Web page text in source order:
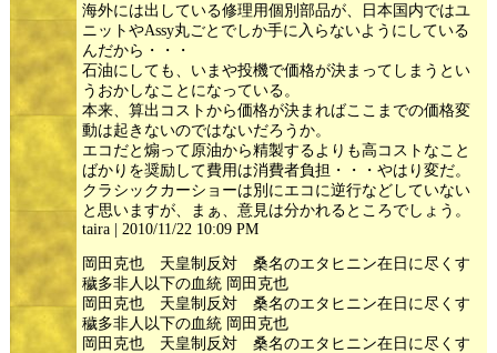
海外には出している修理用個別部品が、日本国内ではユ
ニットやAssy丸ごとでしか手に入らないようにしている
んだから・・・
石油にしても、いまや投機で価格が決まってしまうとい
うおかしなことになっている。
本来、算出コストから価格が決まればここまでの価格変
動は起きないのではないだろうか。
エコだと煽って原油から精製するよりも高コストなこと
ばかりを奨励して費用は消費者負担・・・やはり変だ。
クラシックカーショーは別にエコに逆行などしていない
と思いますが、まぁ、意見は分かれるところでしょう。
taira | 2010/11/22 10:09 PM
岡田克也 天皇制反対 桑名のエタヒニン在日に尽くす
穢多非人以下の血統 岡田克也
岡田克也 天皇制反対 桑名のエタヒニン在日に尽くす
穢多非人以下の血統 岡田克也
岡田克也 天皇制反対 桑名のエタヒニン在日に尽くす